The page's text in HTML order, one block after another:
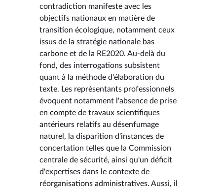
contradiction manifeste avec les
objectifs nationaux en matière de
transition écologique, notamment ceux
issus de la stratégie nationale bas
carbone et de la RE2020. Au-delà du
fond, des interrogations subsistent
quant à la méthode d'élaboration du
texte. Les représentants professionnels
évoquent notamment l'absence de prise
en compte de travaux scientifiques
antérieurs relatifs au désenfumage
naturel, la disparition d'instances de
concertation telles que la Commission
centrale de sécurité, ainsi qu'un déficit
d'expertises dans le contexte de
réorganisations administratives. Aussi, il